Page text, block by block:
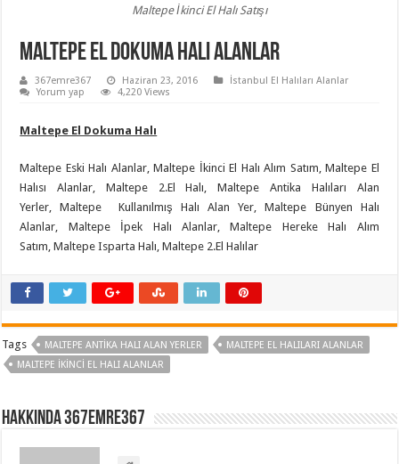
Maltepe İkinci El Halı Satışı
Maltepe El Dokuma Halı Alanlar
367emre367 Haziran 23, 2016
İstanbul El Halıları Alanlar
Yorum yap
4,220 Views
Maltepe El Dokuma Halı
Maltepe Eski Halı Alanlar, Maltepe İkinci El Halı Alım Satım, Maltepe El
Halısı Alanlar, Maltepe 2.El Halı, Maltepe Antika Halıları Alan
Yerler, Maltepe Kullanılmış Halı Alan Yer, Maltepe Bünyen Halı
Alanlar, Maltepe İpek Halı Alanlar, Maltepe Hereke Halı Alım
Satım, Maltepe Isparta Halı, Maltepe 2.El Halılar
Tags MALTEPE ANTIKA HALI ALAN YERLER
MALTEPE EL HALILARI ALANLAR
MALTEPE İKINCI EL HALI ALANLAR
Hakkında 367emre367